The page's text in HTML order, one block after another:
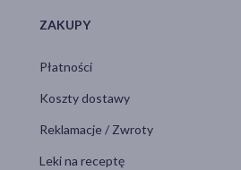
ZAKUPY
Płatności
Koszty dostawy
Reklamacje / Zwroty
Leki na receptę